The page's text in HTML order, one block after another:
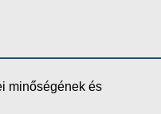
minőségének és